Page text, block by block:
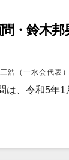
問・鈴木
浩（一水会代表）
は、令和5年1